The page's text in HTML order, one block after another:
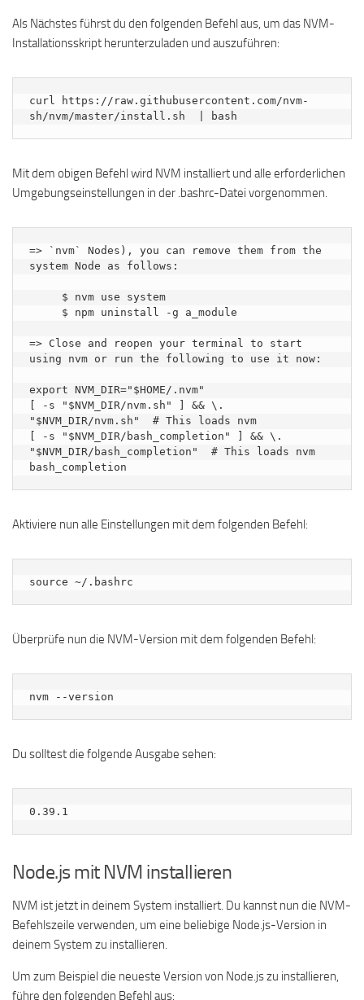
Als Nächstes führst du den folgenden Befehl aus, um das NVM-
Installationsskript herunterzuladen und auszuführen:
curl https://raw.githubusercontent.com/nvm-
sh/nvm/master/install.sh  | bash
Mit dem obigen Befehl wird NVM installiert und alle erforderlichen
Umgebungseinstellungen in der .bashrc-Datei vorgenommen.
=> `nvm` Nodes), you can remove them from the
system Node as follows:
=> Close and reopen your terminal to start
using nvm or run the following to use it now:
export NVM_DIR="$HOME/.nvm"
[ -s "$NVM_DIR/nvm.sh" ] && \.
"$NVM_DIR/nvm.sh"  # This loads nvm
[ -s "$NVM_DIR/bash_completion" ] && \.
"$NVM_DIR/bash_completion"  # This loads nvm
Aktiviere nun alle Einstellungen mit dem folgenden Befehl:
source ~/.bashrc
Überprüfe nun die NVM-Version mit dem folgenden Befehl:
nvm --version
Du solltest die folgende Ausgabe sehen:
Node.js mit NVM installieren
NVM ist jetzt in deinem System installiert. Du kannst nun die NVM-
Befehlszeile verwenden, um eine beliebige Node.js-Version in
deinem System zu installieren.
Um zum Beispiel die neueste Version von Node.js zu installieren,
führe den folgenden Befehl aus: